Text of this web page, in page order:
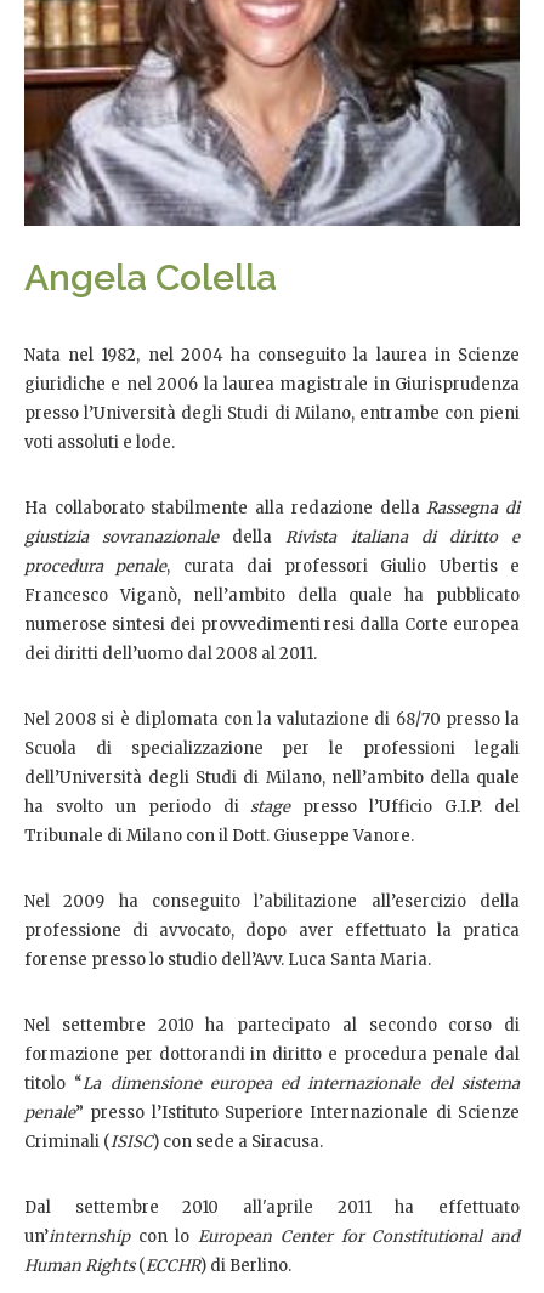
Angela Colella
Nata nel 1982, nel 2004 ha conseguito la laurea in Scienze
giuridiche e nel 2006 la laurea magistrale in Giurisprudenza
presso l’Università degli Studi di Milano, entrambe con pieni
voti assoluti e lode.
Ha collaborato stabilmente alla redazione dellaRassegna di
giustizia sovranazionaledellaRivista italiana di diritto e
procedura penale, curata dai professori Giulio Ubertis e
Francesco Viganò, nell’ambito della quale ha pubblicato
numerose sintesi dei provvedimenti resi dalla Corte europea
dei diritti dell’uomo dal 2008 al 2011.
Nel 2008 si è diplomata con la valutazione di 68/70 presso la
Scuola di specializzazione per le professioni legali
dell’Università degli Studi di Milano, nell’ambito della quale
ha svolto un periodo distagepresso l’Ufficio G.I.P. del
Tribunale di Milano con il Dott. Giuseppe Vanore.
Nel 2009 ha conseguito l’abilitazione all’esercizio della
professione di avvocato, dopo aver effettuato la pratica
forense presso lo studio dell’Avv. Luca Santa Maria.
Nel settembre 2010 ha partecipato al secondo corso di
formazione per dottorandi in diritto e procedura penale dal
titolo “La dimensione europea ed internazionale del sistema
penale” presso l’Istituto Superiore Internazionale di Scienze
Criminali (ISISC) con sede a Siracusa.
Dal settembre 2010 all'aprile 2011 ha effettuato
un’internship con loEuropean Center for Constitutional and
Human Rights(ECCHR) di Berlino.